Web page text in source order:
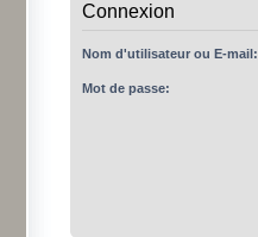
Connexion
Nom d'utilisateur ou E-mail:
Mot de passe: